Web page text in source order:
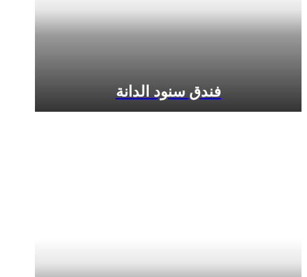
فندق سنود الدانة